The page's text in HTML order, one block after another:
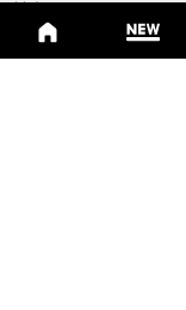
ルール